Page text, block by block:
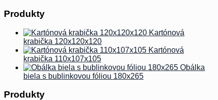
Produkty
Kartónová
krabička 120x120x120
Kartónová
krabička 110x107x105
Obálka
biela s bublinkovou fóliou 180x265
Produkty